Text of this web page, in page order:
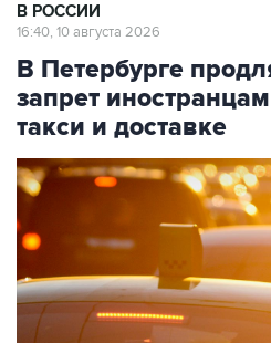
В РОССИИ
16:40, 10 августа 2026
В Петербурге
запрет
такси и доставке